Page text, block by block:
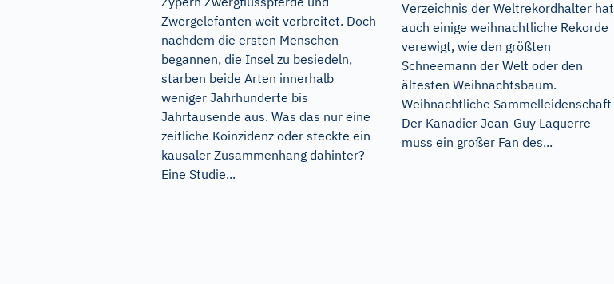
Zwergelefanten weit verbreitet. Doch
nachdem die ersten Menschen
begannen, die Insel zu besiedeln,
starben beide Arten innerhalb
weniger Jahrhunderte bis
Jahrtausende aus. Was das nur eine
zeitliche Koinzidenz oder steckte ein
kausaler Zusammenhang dahinter?
Eine Studie...
Verzeichnis der Weltrekordhalter hat
auch einige weihnachtliche Rekorde
verewigt, wie den größten
Schneemann der Welt oder den
ältesten Weihnachtsbaum.
Weihnachtliche Sammelleidenschaft
Der Kanadier Jean-Guy Laquerre
muss ein großer Fan des...